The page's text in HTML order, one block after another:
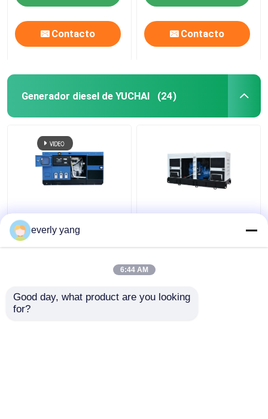
Contacto Contacto
Generador diesel de YUCHAI (24)
Sistema de generador
diesel industrial de
75kva 60kw Yuchai con
Tipo abierto silencioso
everly yang
6:44 AM
Good day, what product are you looking
for?